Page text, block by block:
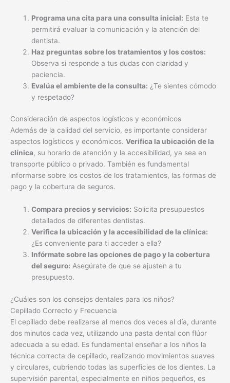
Programa una cita para una consulta inicial: Esta te
permitirá evaluar la comunicación y la atención del
dentista.
Haz preguntas sobre los tratamientos y los costos:
Observa si responde a tus dudas con claridad y
paciencia.
Evalúa el ambiente de la consulta: ¿Te sientes cómodo
y respetado?
Consideración de aspectos logísticos y económicos
Además de la calidad del servicio, es importante considerar
aspectos logísticos y económicos. Verifica la ubicación de la
clínica, su horario de atención y la accesibilidad, ya sea en
transporte público o privado. También es fundamental
informarse sobre los costos de los tratamientos, las formas de
pago y la cobertura de seguros.
Compara precios y servicios: Solicita presupuestos
detallados de diferentes dentistas.
Verifica la ubicación y la accesibilidad de la clínica:
¿Es conveniente para ti acceder a ella?
Infórmate sobre las opciones de pago y la cobertura
del seguro: Asegúrate de que se ajusten a tu
presupuesto.
¿Cuáles son los consejos dentales para los niños?
Cepillado Correcto y Frecuencia
El cepillado debe realizarse al menos dos veces al día, durante
dos minutos cada vez, utilizando una pasta dental con flúor
adecuada a su edad. Es fundamental enseñar a los niños la
técnica correcta de cepillado, realizando movimientos suaves
y circulares, cubriendo todas las superficies de los dientes. La
supervisión parental, especialmente en niños pequeños, es